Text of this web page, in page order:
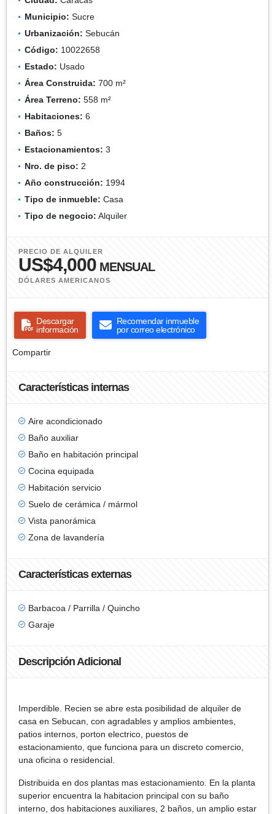
Municipio: Sucre
Urbanización: Sebucán
Código: 10022658
Estado: Usado
Área Construida: 700 m²
Área Terreno: 558 m²
Habitaciones: 6
Baños: 5
Estacionamientos: 3
Nro. de piso: 2
Año construcción: 1994
Tipo de inmueble: Casa
Tipo de negocio: Alquiler
PRECIO DE ALQUILER
US$4,000 MENSUAL
DÓLARES AMERICANOS
Descargar
información
Recomendar inmueble
por correo electrónico
Compartir
Características internas
Aire acondicionado
Baño auxiliar
Baño en habitación principal
Cocina equipada
Habitación servicio
Suelo de cerámica / mármol
Vista panorámica
Zona de lavandería
Características externas
Barbacoa / Parrilla / Quincho
Garaje
Descripción Adicional
Imperdible. Recien se abre esta posibilidad de alquiler de
casa en Sebucan, con agradables y amplios ambientes,
patios internos, porton electrico, puestos de
estacionamiento, que funciona para un discreto comercio,
una oficina o residencial.
Distribuida en dos plantas mas estacionamiento. En la planta
superior encuentra la habitacion principal con su baño
interno, dos habitaciones auxiliares, 2 baños, un amplio estar